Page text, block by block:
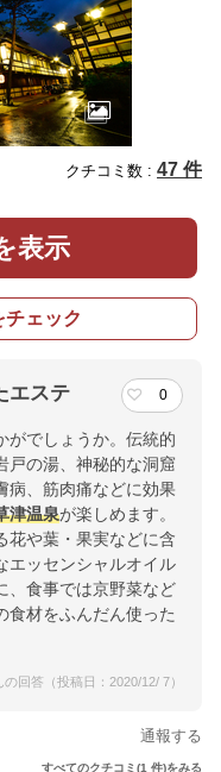
クチコミ数 : 47 件
表示
ェック
エステ 0
がでしょうか。伝統的
戸の湯、神秘的な洞窟
病、筋肉痛などに効果
津温泉が楽しめます。
花や葉・果実などに含
エッセンシャルオイル
、食事では京野菜など
食材をふんだん使った
回答（投稿日：2020/12/ 7）
通報する
すべてのクチコミ(1 件)をみる